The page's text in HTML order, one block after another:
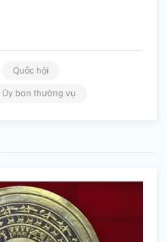
Quốc hội
Ủy ban thường vụ